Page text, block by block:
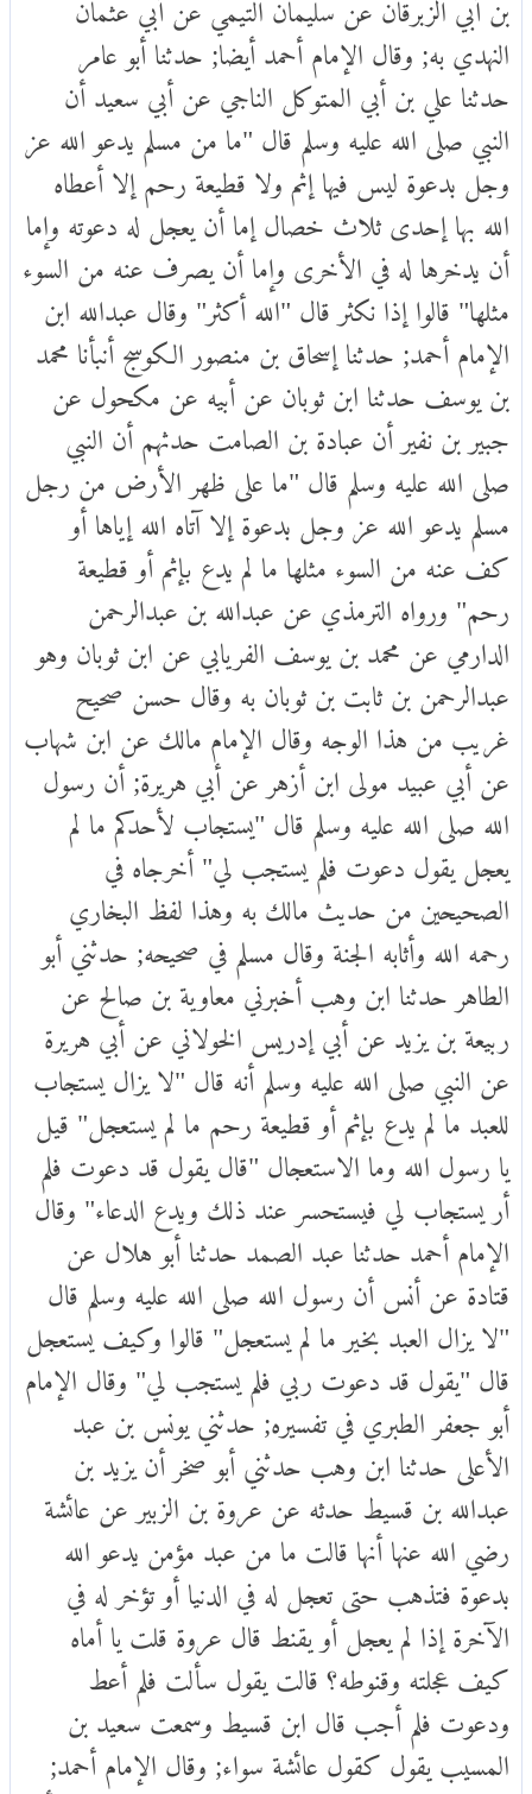
النهدي به; وقال الإمام أحمد أيضا; حدثنا أبو عامر
حدثنا علي بن أبي المتوكل الناجي عن أبي سعيد أن
النبي صلى الله عليه وسلم قال "ما من مسلم يدعو الله عز
وجل بدعوة ليس فيها إثم ولا قطيعة رحم إلا أعطاه
الله بها إحدى ثلاث خصال إما أن يعجل له دعوته وإما
أن يدخرها له في الأخرى وإما أن يصرف عنه من السوء
مثلها" قالوا إذا نكثر قال "الله أكثر" وقال عبدالله ابن
الإمام أحمد; حدثنا إسحاق بن منصور الكوسج أنبأنا محمد
بن يوسف حدثنا ابن ثوبان عن أبيه عن مكحول عن
جبير بن نفير أن عبادة بن الصامت حدثهم أن النبي
صلى الله عليه وسلم قال "ما على ظهر الأرض من رجل
مسلم يدعو الله عز وجل بدعوة إلا آتاه الله إياها أو
كف عنه من السوء مثلها ما لم يدع بإثم أو قطيعة
رحم" ورواه الترمذي عن عبدالله بن عبدالرحمن
الدارمي عن محمد بن يوسف الفريابي عن ابن ثوبان وهو
عبدالرحمن بن ثابت بن ثوبان به وقال حسن صحيح
غريب من هذا الوجه وقال الإمام مالك عن ابن شهاب
عن أبي عبيد مولى ابن أزهر عن أبي هريرة; أن رسول
الله صلى الله عليه وسلم قال "يستجاب لأحدكم ما لم
يعجل يقول دعوت فلم يستجب لي" أخرجاه في
الصحيحين من حديث مالك به وهذا لفظ البخاري
رحمه الله وأثابه الجنة وقال مسلم في صحيحه; حدثني أبو
الطاهر حدثنا ابن وهب أخبرني معاوية بن صالح عن
ربيعة بن يزيد عن أبي إدريس الخولاني عن أبي هريرة
عن النبي صلى الله عليه وسلم أنه قال "لا يزال يستجاب
للعبد ما لم يدع بإثم أو قطيعة رحم ما لم يستعجل" قيل
يا رسول الله وما الاستعجال "قال يقول قد دعوت فلم
أر يستجاب لي فيستحسر عند ذلك ويدع الدعاء" وقال
الإمام أحمد حدثنا عبد الصمد حدثنا أبو هلال عن
قتادة عن أنس أن رسول الله صلى الله عليه وسلم قال
"لا يزال العبد بخير ما لم يستعجل" قالوا وكيف يستعجل
قال "يقول قد دعوت ربي فلم يستجب لي" وقال الإمام
أبو جعفر الطبري في تفسيره; حدثني يونس بن عبد
الأعلى حدثنا ابن وهب حدثني أبو صخر أن يزيد بن
عبدالله بن قسيط حدثه عن عروة بن الزبير عن عائشة
رضي الله عنها أنها قالت ما من عبد مؤمن يدعو الله
بدعوة فتذهب حتى تعجل له في الدنيا أو تؤخر له في
الآخرة إذا لم يعجل أو يقنط قال عروة قلت يا أماه
كيف عجلته وقنوطه؟ قالت يقول سألت فلم أعط
ودعوت فلم أجب قال ابن قسيط وسمعت سعيد بن
المسيب يقول كقول عائشة سواء; وقال الإمام أحمد;